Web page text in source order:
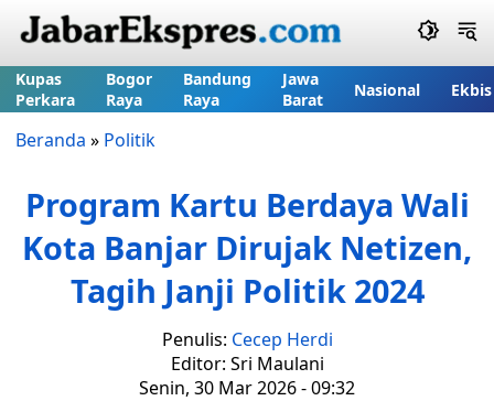
Kupas
Perkara
Bogor
Raya
Bandung
Raya
Jawa
Barat
Nasional Ekbis
Beranda » Politik
Program Kartu Berdaya Wali
Kota Banjar Dirujak Netizen,
Tagih Janji Politik 2024
Penulis: Cecep Herdi
Editor: Sri Maulani
Senin, 30 Mar 2026 - 09:32